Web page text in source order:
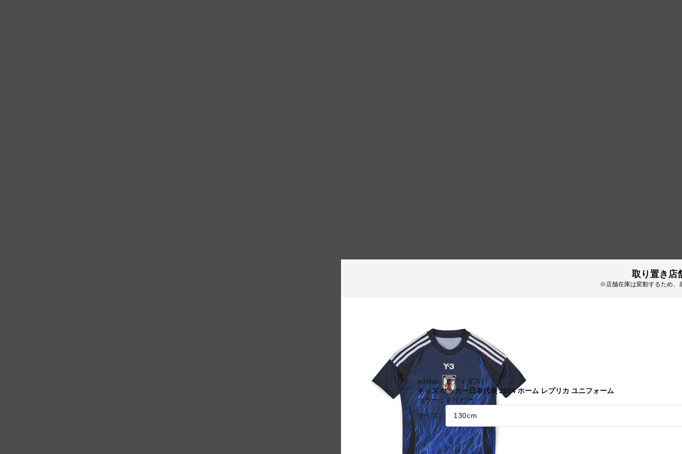
取り置き店
※店舗在庫は変動するため、
adidas (アディダス)
キッズ サッカー日本代表 2024 ホーム レプリカ ユニフォーム
カラー：ネイビー
サイズ：